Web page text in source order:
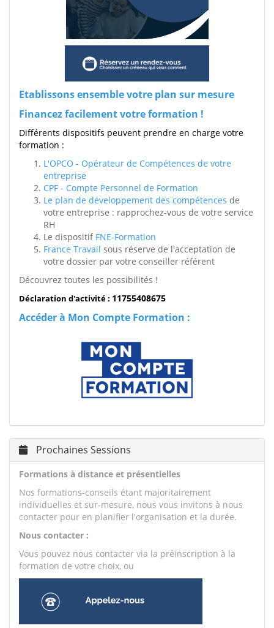
Etablissons ensemble votre plan sur mesure
Financez facilement votre formation !
Différents dispositifs peuvent prendre en charge votre
formation :
L'OPCO - Opérateur de Compétences de votre
entreprise
CPF - Compte Personnel de Formation
Le plan de développement des compétences de
votre entreprise : rapprochez-vous de votre service
RH
Le dispositif FNE-Formation
France Travail sous réserve de l'acceptation de
votre dossier par votre conseiller référent
Découvrez toutes les possibilités !
Déclaration d'activité : 11755408675
Accéder à Mon Compte Formation :
Prochaines Sessions
Formations à distance et présentielles
Nos formations-conseils étant majoritairement
individuelles et sur-mesure, nous vous invitons à nous
contacter pour en planifier l'organisation et la durée.
Nous contacter :
Vous pouvez nous contacter via la préinscription à la
formation de votre choix, ou